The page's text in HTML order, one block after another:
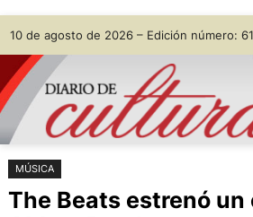
Saltar
al
contenido
Skip
to
content
10 de agosto de 2026 – Edición número:
MÚSICA
The Beats estrenó un